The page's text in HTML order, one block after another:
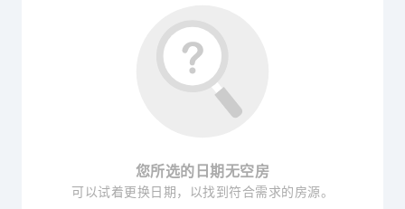
您所选的日期无空房
可以试着更换日期，以找到符合需求的房源。